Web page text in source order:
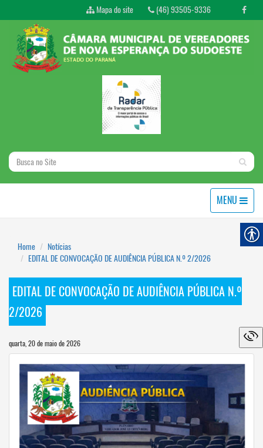
Mapa do site (46) 93505-9336
MENU
Home
Notícias
EDITAL DE CONVOCAÇÃO DE AUDIÊNCIA PÚBLICA N.º 2/2026
EDITAL DE CONVOCAÇÃO DE AUDIÊNCIA PÚBLICA N.º
2/2026
quarta, 20 de maio de 2026